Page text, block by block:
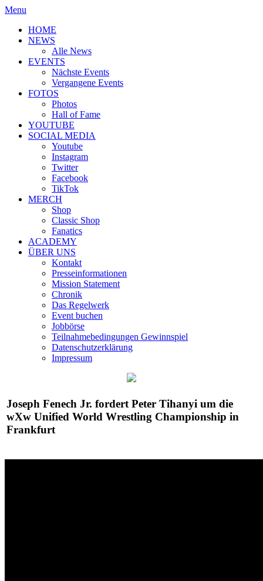
Menu
HOME
NEWS
Alle News
EVENTS
Nächste Events
Vergangene Events
FOTOS
Photos
Hall of Fame
YOUTUBE
SOCIAL MEDIA
Youtube
Instagram
Twitter
Facebook
TikTok
MERCH
Shop
Classic Shop
Fanatics
ACADEMY
ÜBER UNS
Kontakt
Presseinformationen
Mission Statement
Chronik
Das Regelwerk
Event buchen
Jobbörse
Teilnahmebedingungen Gewinnspiel
Datenschutzerklärung
Impressum
Joseph Fenech Jr. fordert Peter Tihanyi um die
wXw Unified World Wrestling Championship in
Frankfurt